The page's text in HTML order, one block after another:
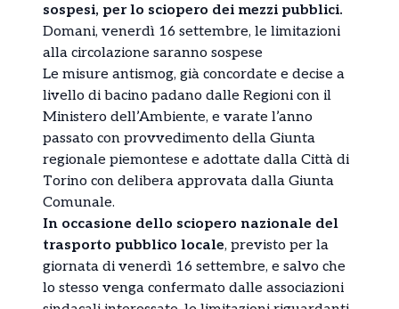
sospesi, per lo sciopero dei mezzi pubblici.
Domani, venerdì 16 settembre, le limitazioni
alla circolazione saranno sospese
Le misure antismog, già concordate e decise a
livello di bacino padano dalle Regioni con il
Ministero dell’Ambiente, e varate l’anno
passato con provvedimento della Giunta
regionale piemontese e adottate dalla Città di
Torino con delibera approvata dalla Giunta
Comunale.
In occasione dello sciopero nazionale del
trasporto pubblico locale, previsto per la
giornata di venerdì 16 settembre, e salvo che
lo stesso venga confermato dalle associazioni